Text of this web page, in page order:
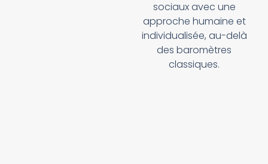
sociaux avec une
approche humaine et
individualisée, au-delà
des baromètres
classiques.